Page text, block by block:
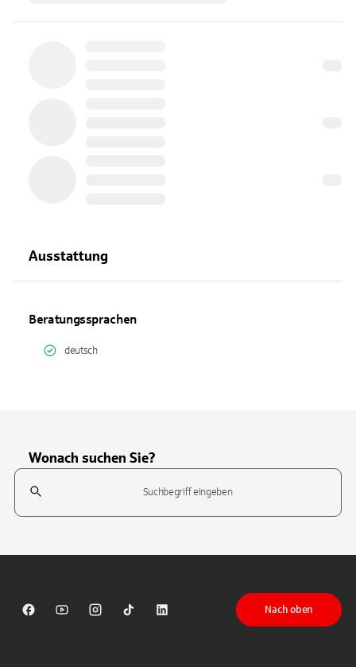
Ausstattung
Beratungssprachen
deutsch
Wonach suchen Sie?
Suchfeld
Sparkasse auf Facebook
Sparkasse auf Youtube
Sparkasse auf Instagram
Sparkasse auf TikTok
Sparkasse auf LinkedIn
Nach oben